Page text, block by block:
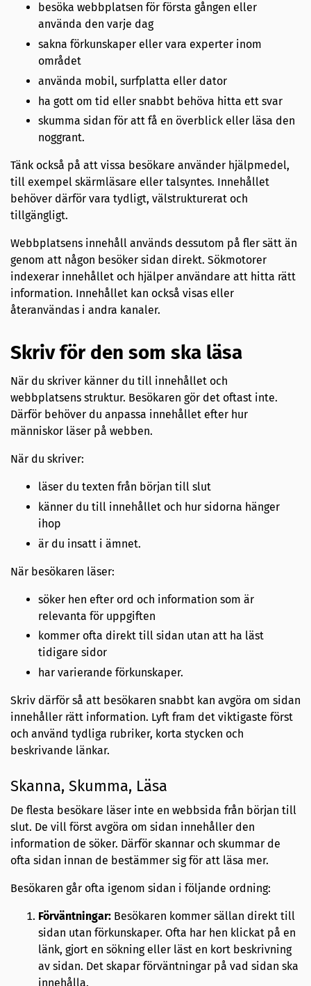
besöka webbplatsen för första gången eller
använda den varje dag
sakna förkunskaper eller vara experter inom
området
använda mobil, surfplatta eller dator
ha gott om tid eller snabbt behöva hitta ett svar
skumma sidan för att få en överblick eller läsa den
noggrant.
Tänk också på att vissa besökare använder hjälpmedel,
till exempel skärmläsare eller talsyntes. Innehållet
behöver därför vara tydligt, välstrukturerat och
tillgängligt.
Webbplatsens innehåll används dessutom på fler sätt än
genom att någon besöker sidan direkt. Sökmotorer
indexerar innehållet och hjälper användare att hitta rätt
information. Innehållet kan också visas eller
återanvändas i andra kanaler.
Skriv för den som ska läsa
När du skriver känner du till innehållet och
webbplatsens struktur. Besökaren gör det oftast inte.
Därför behöver du anpassa innehållet efter hur
människor läser på webben.
När du skriver:
läser du texten från början till slut
känner du till innehållet och hur sidorna hänger
ihop
är du insatt i ämnet.
När besökaren läser:
söker hen efter ord och information som är
relevanta för uppgiften
kommer ofta direkt till sidan utan att ha läst
tidigare sidor
har varierande förkunskaper.
Skriv därför så att besökaren snabbt kan avgöra om sidan
innehåller rätt information. Lyft fram det viktigaste först
och använd tydliga rubriker, korta stycken och
beskrivande länkar.
Skanna, Skumma, Läsa
De flesta besökare läser inte en webbsida från början till
slut. De vill först avgöra om sidan innehåller den
information de söker. Därför skannar och skummar de
ofta sidan innan de bestämmer sig för att läsa mer.
Besökaren går ofta igenom sidan i följande ordning:
Förväntningar: Besökaren kommer sällan direkt till
sidan utan förkunskaper. Ofta har hen klickat på en
länk, gjort en sökning eller läst en kort beskrivning
av sidan. Det skapar förväntningar på vad sidan ska
innehålla.